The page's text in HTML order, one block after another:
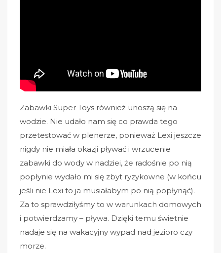
Zabawki Super Toys również unoszą się na
wodzie. Nie udało nam się co prawda tego
przetestować w plenerze, ponieważ Lexi jeszcze
nigdy nie miała okazji pływać i wrzucenie
zabawki do wody w nadziei, że radośnie po nią
popłynie wydało mi się zbyt ryzykowne (w końcu
jeśli nie Lexi to ja musiałabym po nią popłynąć).
Za to sprawdziłyśmy to w warunkach domowych
i potwierdzamy – pływa. Dzięki temu świetnie
nadaje się na wakacyjny wypad nad jezioro czy
morze.